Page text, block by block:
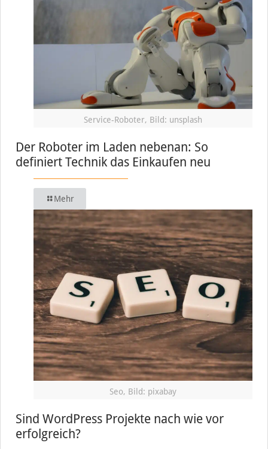
Service-Roboter, Bild: unsplash
Der Roboter im Laden nebenan: So
definiert Technik das Einkaufen neu
Mehr
Seo, Bild: pixabay
Sind WordPress Projekte nach wie vor
erfolgreich?